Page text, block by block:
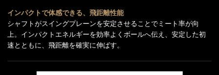
インパクトで体感できる、飛距離性能
シャフトがスイングプレーンを安定させることでミート率が向
上。インパクトエネルギーを効率よくボールへ伝え、安定した初
速とともに、飛距離を確実に伸ばす。